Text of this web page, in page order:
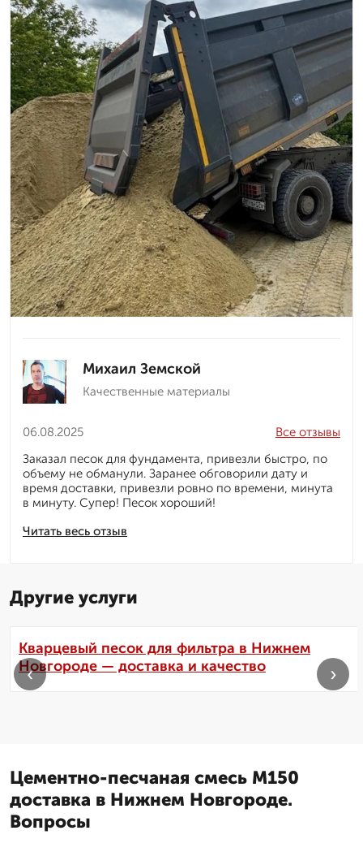
Михаил Земской
Качественные материалы
06.08.2025
Читать весь отзыв
Все отзывы
Заказал песок для фундамента, привезли быстро, по
объему не обманули. Заранее обговорили дату и
время доставки, привезли ровно по времени, минута
в минуту. Супер! Песок хороший!
Другие услуги
Кварцевый песок для фильтра в Нижнем
Новгороде — доставка и качество
‹ ›
Цементно-песчаная смесь М150
доставка в Нижнем Новгороде.
Вопросы